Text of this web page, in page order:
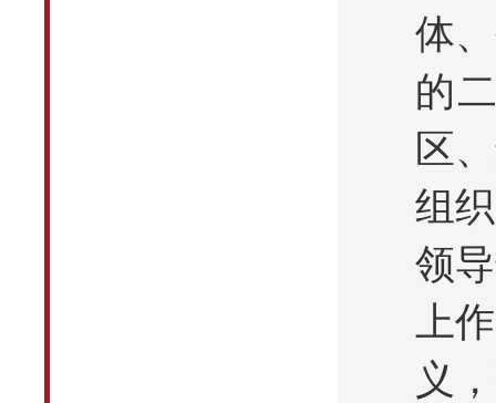
体
的
区
组
领
上
义